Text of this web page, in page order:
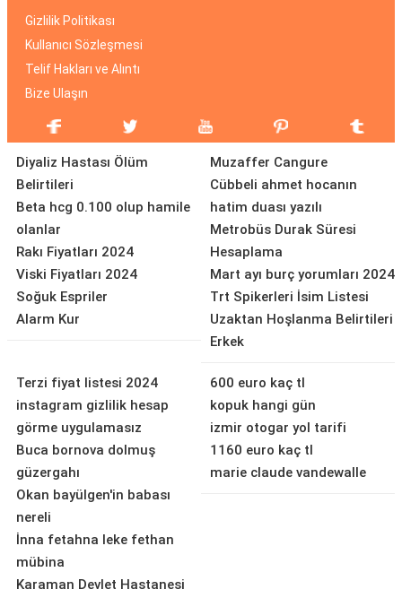
Gizlilik Politikası
Kullanıcı Sözleşmesi
Telif Hakları ve Alıntı
Bize Ulaşın
Diyaliz Hastası Ölüm
Belirtileri
Beta hcg 0.100 olup hamile
olanlar
Rakı Fiyatları 2024
Viski Fiyatları 2024
Soğuk Espriler
Alarm Kur
Muzaffer Cangure
Cübbeli ahmet hocanın
hatim duası yazılı
Metrobüs Durak Süresi
Hesaplama
Mart ayı burç yorumları 2024
Trt Spikerleri İsim Listesi
Uzaktan Hoşlanma Belirtileri
Erkek
Terzi fiyat listesi 2024
instagram gizlilik hesap
görme uygulamasız
Buca bornova dolmuş
güzergahı
Okan bayülgen'in babası
nereli
İnna fetahna leke fethan
mübina
Karaman Devlet Hastanesi
600 euro kaç tl
kopuk hangi gün
izmir otogar yol tarifi
1160 euro kaç tl
marie claude vandewalle